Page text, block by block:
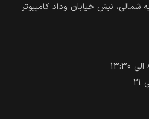
شمالی، نبش خیابان وداد کامپیوتر